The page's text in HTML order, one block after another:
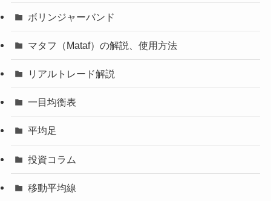
ボリンジャーバンド
マタフ（Mataf）の解説、使用方法
リアルトレード解説
一目均衡表
平均足
投資コラム
移動平均線